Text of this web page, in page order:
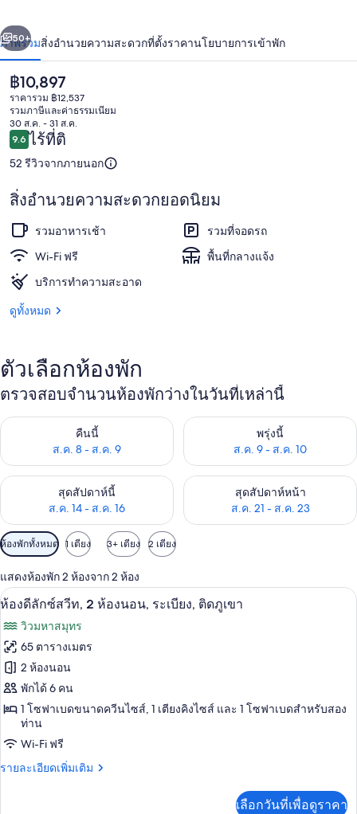
า
ถัดไป
50+
ภาพรวมสิ่งอำนวยความสะดวกที่ตั้งราคานโยบายการเข้าพัก
ราคา
ปัจจุบัน
฿10,897
฿10,897
ราคารวม ฿12,537
รวมภาษีและค่าธรรมเนียม
30 ส.ค. - 31 ส.ค.
รีวิว
9.69.6 จาก 10
ไร้ที่ติ
52 รีวิวจากภายนอก
สิ่งอำนวยความสะดวกยอดนิยม
รวมอาหารเช้า
รวมที่จอดรถ
Wi-Fi ฟรี
พื้นที่กลางแจ้ง
บริการทำความสะอาด
ดูทั้งหมด
ตัวเลือกห้องพัก
ตรวจสอบจำนวนห้องพักว่างในวันที่เหล่านี้
คืนนี้
ส.ค. 8 - ส.ค. 9
ตรวจสอบจำนวนห้องพักว่างในคืนนี้ ส.ค. 8 - ส.ค. 9พรุ่งนี้
ส.ค. 9 - ส.ค. 10
ตรวจสอบจำนวนห้องพักว่างใน
สุดสัปดาห์นี้
ส.ค. 14 - ส.ค. 16
ตรวจสอบจำนวนห้องพักว่างในสุดสัปดาห์นี้ ส.ค. 14 - ส.ค. 16
สุดสัปดาห์หน้า
ส.ค. 21 - ส.ค. 23
ตรวจสอบจำนวนห้องพักว่างใน
ตัว
กรอง
ที่
มี
ให้
สำหรับ
ห้อง
พัก
ห้องพักทั้งหมด 1 เตียง 3+ เตียง 2 เตียง
แสดงห้องพัก 2 ห้องจาก 2 ห้อง
เปิด
ภาพถ่าย
ทั้งหมด
ของ
ห้อง
ดี
ลัก
ห้องดีลักซ์สวีท, 2 ห้องนอน, ระเบียง,
14
ห้องดีลักซ์สวีท, 2 ห้องนอน, ระเบียง, ติดภูเขา
วิวมหาสมุทร
65 ตารางเมตร
2 ห้องนอน
พักได้ 6 คน
1 โซฟาเบดขนาดควีนไซส์, 1 เตียงคิงไซส์ และ 1 โซฟาเบดสำหรับสอง
ท่าน
Wi-Fi ฟรี
รายละเอียดเพิ่มเติม
ราย
เลือกวันที่เพื่อดูราคา